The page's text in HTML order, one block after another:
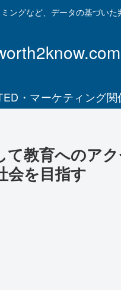
ングなど、データの基づい
・マーケティング関
て教育へのア
会を目指す